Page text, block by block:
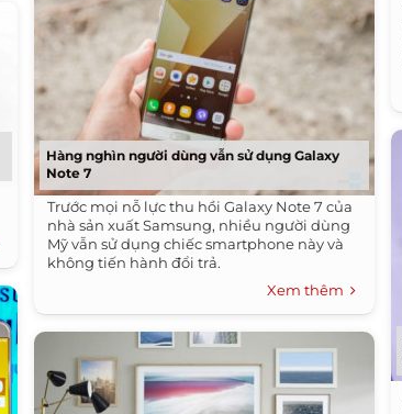
Hàng nghìn người dùng vẫn sử dụng Galaxy
Note 7
Trước mọi nỗ lực thu hồi Galaxy Note 7 của
nhà sản xuất Samsung, nhiều người dùng
Mỹ vẫn sử dụng chiếc smartphone này và
không tiến hành đổi trả.
Xem thêm